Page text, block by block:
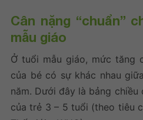
Cân nặng “chuẩn”
mẫu giáo
Ở tuổi mẫu giáo, mức tăng
của bé có sự khác nhau
năm. Dưới đây là bảng chiều
của trẻ 3 – 5 tuổi (theo tiêu